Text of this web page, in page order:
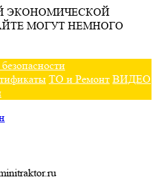
ЭКОНОМИЧЕСКОЙ
МОГУТ НЕМНОГО
ТО и Ремонт ВИДЕО